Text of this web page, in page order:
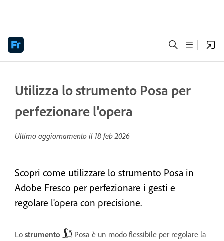
Utilizza lo strumento Posa per
perfezionare l'opera
Ultimo aggiornamento il 18 feb 2026
Scopri come utilizzare lo strumento Posa in
Adobe Fresco per perfezionare i gesti e
regolare l'opera con precisione.
Lo strumento
Posa è un modo flessibile per regolare la